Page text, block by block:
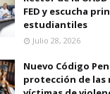
FED y escucha
estudiantiles
Julio 28, 2026
Nuevo Código
protección de las